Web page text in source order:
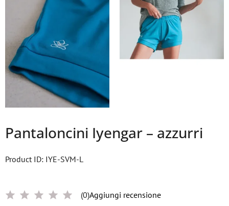
Pantaloncini Iyengar – azzurri
Product ID: IYE-SVM-L
(0)Aggiungi recensione